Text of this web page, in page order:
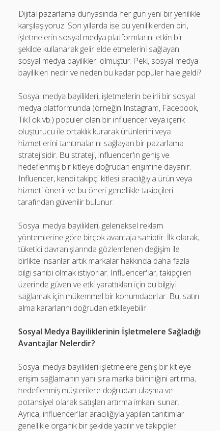
Dijital pazarlama dünyasında her gün yeni bir yenilikle
karşılaşıyoruz. Son yıllarda ise bu yeniliklerden biri,
işletmelerin sosyal medya platformlarını etkin bir
şekilde kullanarak gelir elde etmelerini sağlayan
sosyal medya bayilikleri olmuştur. Peki, sosyal medya
bayilikleri nedir ve neden bu kadar popüler hale geldi?
Sosyal medya bayilikleri, işletmelerin belirli bir sosyal
medya platformunda (örneğin Instagram, Facebook,
TikTok vb.) popüler olan bir influencer veya içerik
oluşturucu ile ortaklık kurarak ürünlerini veya
hizmetlerini tanıtmalarını sağlayan bir pazarlama
stratejisidir. Bu strateji, influencer'ın geniş ve
hedeflenmiş bir kitleye doğrudan erişimine dayanır.
Influencer, kendi takipçi kitlesi aracılığıyla ürün veya
hizmeti önerir ve bu öneri genellikle takipçileri
tarafından güvenilir bulunur.
Sosyal medya bayilikleri, geleneksel reklam
yöntemlerine göre birçok avantaja sahiptir. İlk olarak,
tüketici davranışlarında gözlemlenen değişim ile
birlikte insanlar artık markalar hakkında daha fazla
bilgi sahibi olmak istiyorlar. Influencer'lar, takipçileri
üzerinde güven ve etki yarattıkları için bu bilgiyi
sağlamak için mükemmel bir konumdadırlar. Bu, satın
alma kararlarını doğrudan etkileyebilir.
Sosyal Medya Bayiliklerinin İşletmelere Sağladığı
Avantajlar Nelerdir?
Sosyal medya bayilikleri işletmelere geniş bir kitleye
erişim sağlamanın yanı sıra marka bilinirliğini artırma,
hedeflenmiş müşterilere doğrudan ulaşma ve
potansiyel olarak satışları artırma imkanı sunar.
Ayrıca, influencer'lar aracılığıyla yapılan tanıtımlar
genellikle organik bir şekilde yapılır ve takipçiler